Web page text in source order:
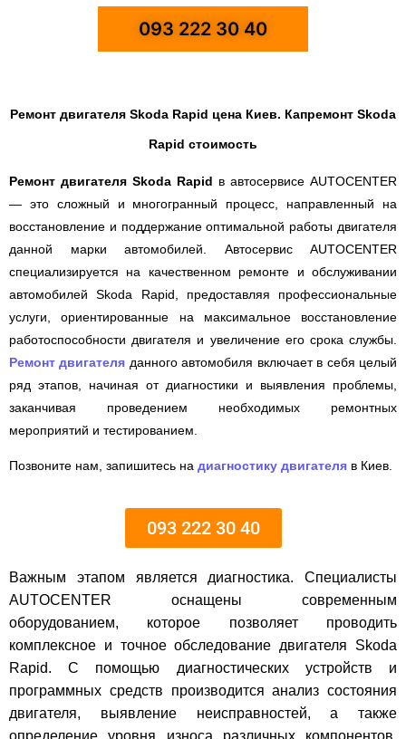
093 222 30 40
Ремонт двигателя Skoda Rapid цена Киев. Капремонт Skoda
Rapid стоимость
Ремонт двигателя Skoda Rapid в автосервисе AUTOCENTER
— это сложный и многогранный процесс, направленный на
восстановление и поддержание оптимальной работы двигателя
данной марки автомобилей. Автосервис AUTOCENTER
специализируется на качественном ремонте и обслуживании
автомобилей Skoda Rapid, предоставляя профессиональные
услуги, ориентированные на максимальное восстановление
работоспособности двигателя и увеличение его срока службы.
Ремонт двигателя данного автомобиля включает в себя целый
ряд этапов, начиная от диагностики и выявления проблемы,
заканчивая проведением необходимых ремонтных
мероприятий и тестированием.
Позвоните нам, запишитесь на диагностику двигателя в Киев.
093 222 30 40
Важным этапом является диагностика. Специалисты
AUTOCENTER оснащены современным
оборудованием, которое позволяет проводить
комплексное и точное обследование двигателя Skoda
Rapid. С помощью диагностических устройств и
программных средств производится анализ состояния
двигателя, выявление неисправностей, а также
определение уровня износа различных компонентов.